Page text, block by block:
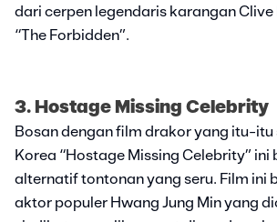
dari cerpen legendaris karangan Clive
“The Forbidden”.
3. Hostage Missing Celebrity
Bosan dengan film drakor yang itu-itu
Korea “Hostage Missing Celebrity” ini
alternatif tontonan yang seru. Film ini
aktor populer Hwang Jung Min yang